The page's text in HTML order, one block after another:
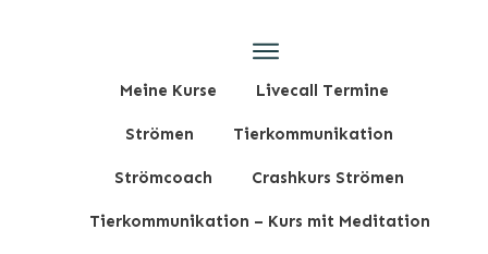
Meine Kurse Livecall Termine
Strömen Tierkommunikation
Strömcoach Crashkurs Strömen
Tierkommunikation – Kurs mit Meditation